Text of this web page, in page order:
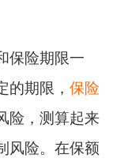
保险期限一
的期限， 保险
险，测算起来
风险。在保额